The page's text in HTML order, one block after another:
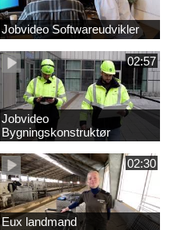
Jobvideo Softwareudvikler
02:57
Jobvideo
Bygningskonstruktør
02:30
Eux landmand